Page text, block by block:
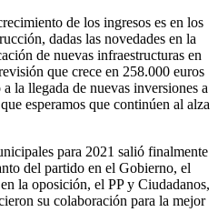
de los ingresos es en los
dadas las novedades en la
de nuevas infraestructuras en
que crece en 258.000 euros
la llegada de nuevas inversiones a
esperamos que continúen al alza
para 2021 salió finalmente
del partido en el Gobierno, el
la oposición, el PP y Ciudadanos,
su colaboración para la mejor